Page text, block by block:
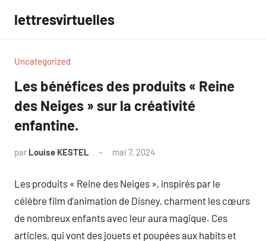
contenu
lettresvirtuelles
Uncategorized
Les bénéfices des produits « Reine
des Neiges » sur la créativité
enfantine.
par Louise KESTEL mai 7, 2024
Les produits « Reine des Neiges », inspirés par le
célèbre film d’animation de Disney, charment les cœurs
de nombreux enfants avec leur aura magique. Ces
articles, qui vont des jouets et poupées aux habits et